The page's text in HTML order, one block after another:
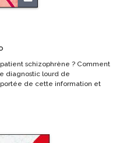
schizophrène ? Comment
diagnostic lourd de
de cette information et